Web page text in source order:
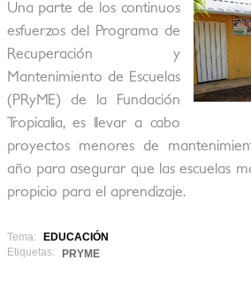
Una parte de los continuos
esfuerzos del Programa de
Recuperación y
Mantenimiento de Escuelas
(PRyME) de la Fundación
Tropicalia, es llevar a cabo
proyectos menores de
año para asegurar que las escuelas
propicio para el aprendizaje.
Tema:
EDUCACIÓN
Etiquetas:
PRYME